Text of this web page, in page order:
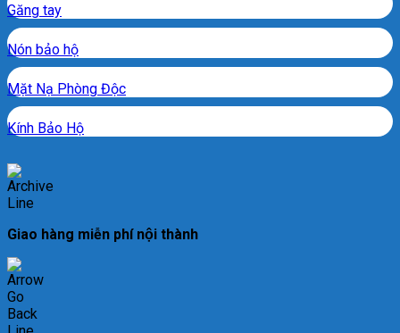
Găng tay
Nón bảo hộ
Mặt Nạ Phòng Độc
Kính Bảo Hộ
Giao hàng miễn phí nội thành